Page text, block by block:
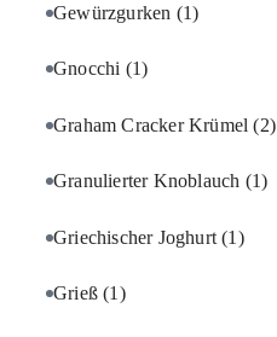
Gewürzgurken (1)
Gnocchi (1)
Graham Cracker Krümel(2)
Granulierter Knoblauch (1)
Griechischer Joghurt(1)
Grieß(1)